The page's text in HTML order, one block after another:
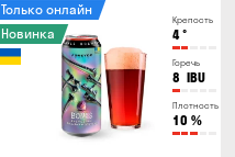
Крепость
4°
Горечь
8 IBU
Плотность
10 %
Только онлайн
Новинка